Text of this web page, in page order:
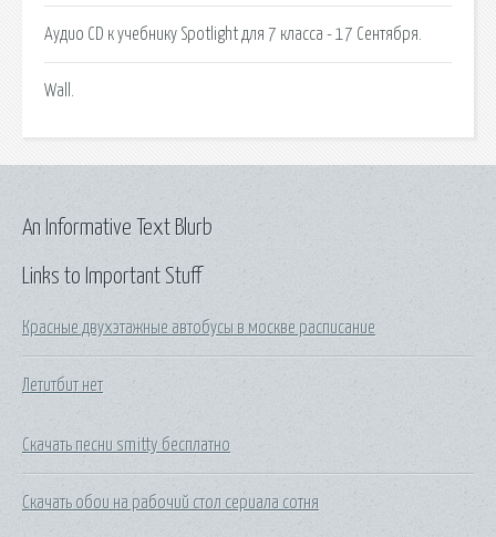
Аудио CD к учебнику Spotlight для 7 класса - 17 Сентября.
Wall.
Links to Important Stuff
Красные двухэтажные автобусы в москве расписание
Летитбит нет
Скачать песни smitty бесплатно
Скачать обои на рабочий стол сериала сотня
An Informative Text Blurb